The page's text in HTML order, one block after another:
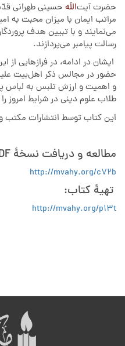
حضرت آیت‌اللَه حسینی طهرانی
مراتب ایمان با میزان محبت به
می‌نمایند و با تبیین هدف
رسالت پیامبر می‌پردازند.
ایشان در ادامه، در فرازهایی
حضور در مجالس ذکر اهل‌بیت
و اهمیت و ارزش تلبس به لباس
طلاب علوم دینی در شرایط امروز
این کتاب توسط انتشارات مکتب
مطالعه و دریافت نسخۀ PDF:
http://mvahy.org/c72b
تهیهٔ کتاب:
http://mvahy.org/p13t